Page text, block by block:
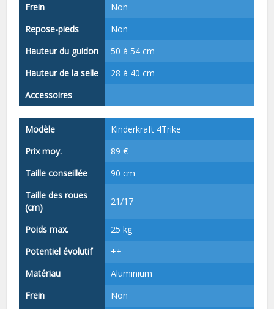
Frein
Non
Repose-pieds
Non
Hauteur du guidon
50 à 54 cm
Hauteur de la selle
28 à 40 cm
Accessoires
-
Modèle
Kinderkraft 4Trike
Prix moy.
89 €
Taille conseillée
90 cm
Taille des roues
(cm)
21/17
Poids max.
25 kg
Potentiel évolutif
++
Matériau
Aluminium
Frein
Non